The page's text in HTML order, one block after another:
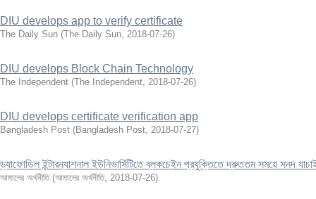
DIU develops app to verify certificate
The Daily Sun (The Daily Sun, 2018-07-26)
DIU develops Block Chain Technology
The Independent (The Independent, 2018-07-26)
DIU develops certificate verification app
Bangladesh Post (Bangladesh Post, 2018-07-27)
ড্যাফোডিল ইন্টারন্যাশনাল ইউনিভার্সিটিতে ব্লকচেইন প্রযুক্তিতে দ্রুততম সময়ে সনদ
আমাদের অর্থনীতি (আমাদের অর্থনীতি, 2018-07-26)